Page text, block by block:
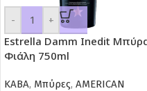
- +
Estrella Damm Inedit
Φιάλη 750ml
ΚΑΒΑ, Μπύρες, AMERICAN